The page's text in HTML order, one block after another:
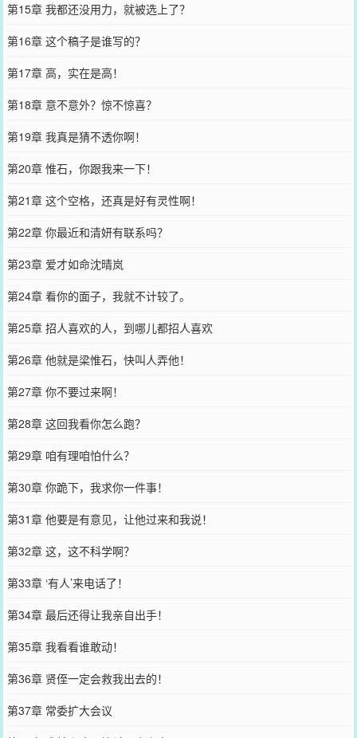
第15章 我都还没用力，就被选上了？
第16章 这个稿子是谁写的？
第17章 高，实在是高！
第18章 意不意外？惊不惊喜？
第19章 我真是猜不透你啊！
第20章 惟石，你跟我来一下！
第21章 这个空格，还真是好有灵性啊！
第22章 你最近和清妍有联系吗？
第23章 爱才如命沈晴岚
第24章 看你的面子，我就不计较了。
第25章 招人喜欢的人，到哪儿都招人喜欢
第26章 他就是梁惟石，快叫人弄他！
第27章 你不要过来啊！
第28章 这回我看你怎么跑？
第29章 咱有理咱怕什么？
第30章 你跪下，我求你一件事！
第31章 他要是有意见，让他过来和我说！
第32章 这，这不科学啊？
第33章 ‘有人’来电话了！
第34章 最后还得让我亲自出手！
第35章 我看看谁敢动！
第36章 贤侄一定会救我出去的！
第37章 常委扩大会议